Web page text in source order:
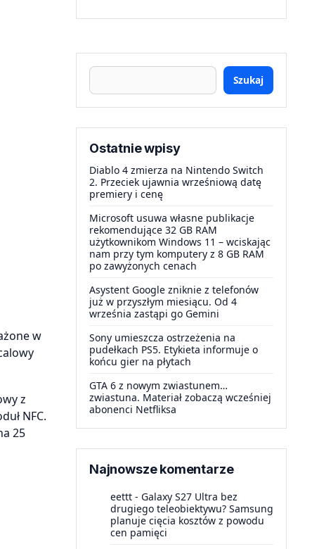
w
z
NFC.
25
Szukaj
Ostatnie wpisy
Diablo 4 zmierza na Nintendo Switch
2. Przeciek ujawnia wrześniową datę
premiery i cenę
Microsoft usuwa własne publikacje
rekomendujące 32 GB RAM
użytkownikom Windows 11 – wciskając
nam przy tym komputery z 8 GB RAM
po zawyżonych cenach
Asystent Google zniknie z telefonów
już w przyszłym miesiącu. Od 4
września zastąpi go Gemini
Sony umieszcza ostrzeżenia na
pudełkach PS5. Etykieta informuje o
końcu gier na płytach
GTA 6 z nowym zwiastunem…
zwiastuna. Materiał zobaczą wcześniej
abonenci Netfliksa
Najnowsze komentarze
eettt - Galaxy S27 Ultra bez
drugiego teleobiektywu? Samsung
planuje cięcia kosztów z powodu
cen pamięci